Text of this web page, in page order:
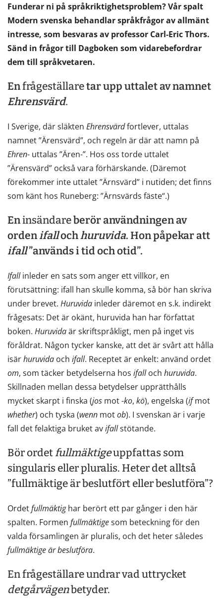
Funderar ni på språkriktighetsproblem? Vår spalt
Modern svenska behandlar språkfrågor av allmänt
intresse, som besvaras av professor Carl-Eric Thors.
Sänd in frågor till Dagboken som vidarebefordrar
dem till språkvetaren.
Enfrågeställaretar upp uttalet av namnet
Ehrensvärd.
I Sverige, där släkten Ehrensvärdfortlever, uttalas
namnet ”Ärensvärd”, och regeln är där att namn på
Ehren- uttalas ”Ären-”. Hos oss torde uttalet
”Ärensvärd” också vara förhärskande. (Däremot
förekommer inte uttalet ”Ärnsvärd” i nutiden; det finns
som känt hos Runeberg: ”Ärnsvärds fäste“.)
Eninsändareberör användningen av
ordenifallochhuruvida. Hon påpekar att
ifall”används i tid och otid”.
Ifallinleder en sats som anger ett villkor, en
förutsättning: ifall han skulle komma, så bör han skriva
under brevet. Huruvida inleder däremot en s.k. indirekt
frågesats: Det är okänt, huruvida han har författat
boken. Huruvidaär skriftspråkligt, men på inget vis
föråldrat. Någon tycker kanske, att det är svårt att hålla
isärhuruvida och ifall. Receptet är enkelt: använd ordet
om, som täcker betydelserna hos ifalloch huruvida.
Skillnaden mellan dessa betydelser upprätthålls
mycket skarpt i finska (jos mot -ko, kö), engelska (ifmot
whether) och tyska (wenn motob). I svenskan är i varje
fall det felaktiga bruket avifallstötande.
Bör ordetfullmäktigeuppfattas som
singularis eller pluralis. Heter det alltså
”fullmäktige är beslutfört eller beslutföra”?
Ordetfullmäktighar berört ett par gånger i den här
spalten. Formen fullmäktigesom beteckning för den
valda församlingen är pluralis, och det heter således
fullmäktigeärbeslutföra.
En frågeställare undrar vad uttrycket
detgårvägenbetyder.